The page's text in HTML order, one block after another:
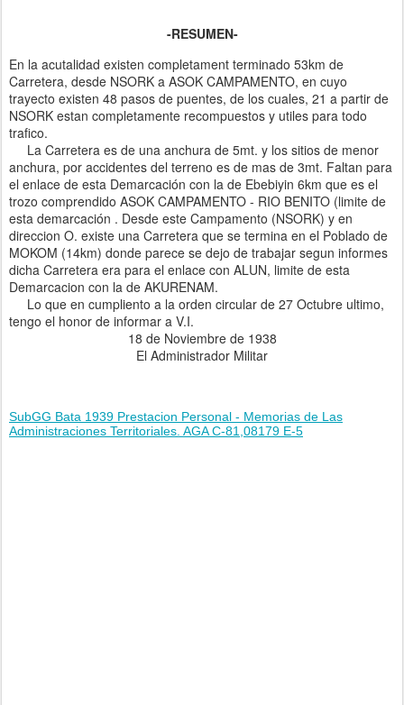
-RESUMEN-
En la acutalidad existen completament terminado 53km de
Carretera, desde NSORK a ASOK CAMPAMENTO, en cuyo
trayecto existen 48 pasos de puentes, de los cuales, 21 a partir de
NSORK estan completamente recompuestos y utiles para todo
trafico.
La Carretera es de una anchura de 5mt. y los sitios de menor
anchura, por accidentes del terreno es de mas de 3mt. Faltan para
el enlace de esta Demarcación con la de Ebebiyin 6km que es el
trozo comprendido ASOK CAMPAMENTO - RIO BENITO (limite de
esta demarcación . Desde este Campamento (NSORK) y en
direccion O. existe una Carretera que se termina en el Poblado de
MOKOM (14km) donde parece se dejo de trabajar segun informes
dicha Carretera era para el enlace con ALUN, limite de esta
Demarcacion con la de AKURENAM.
Lo que en cumpliento a la orden circular de 27 Octubre ultimo,
tengo el honor de informar a V.I.
18 de Noviembre de 1938
El Administrador Militar
SubGG Bata 1939 Prestacion Personal - Memorias de Las
Administraciones Territoriales. AGA C-81,08179 E-5